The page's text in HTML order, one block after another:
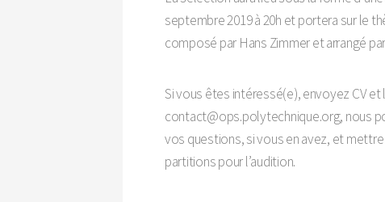
septembre 2019 à 20h et portera sur le
composé par Hans Zimmer et arrangé
Si vous êtes intéressé(e), envoyez CV
contact@ops.polytechnique.org, nous
vos questions, si vous en avez, et
partitions pour l’audition.